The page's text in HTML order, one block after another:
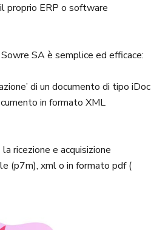
proprio ERP o software
SA è semplice ed efficace:
di un documento di tipo iDoc
in formato XML
ricezione e acquisizione
(p7m), xml o in formato pdf (